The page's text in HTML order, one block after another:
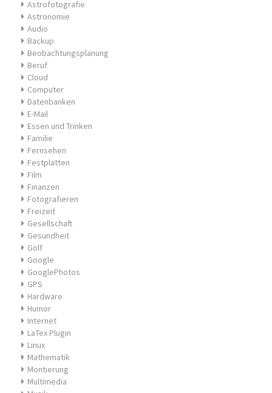
Astrofotografie
Astronomie
Audio
Backup
Beobachtungsplanung
Beruf
Cloud
Computer
Datenbanken
E-Mail
Essen und Trinken
Familie
Fernsehen
Festplatten
Film
Finanzen
Fotografieren
Freizeit
Gesellschaft
Gesundheit
Golf
Google
GooglePhotos
GPS
Hardware
Humor
Internet
LaTex Plugin
Linux
Mathematik
Montierung
Multimedia